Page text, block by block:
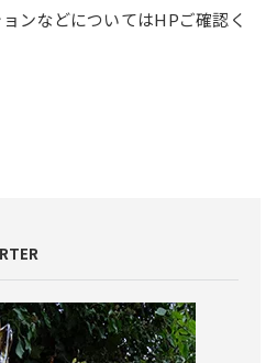
ンなどについてはHPご確認く